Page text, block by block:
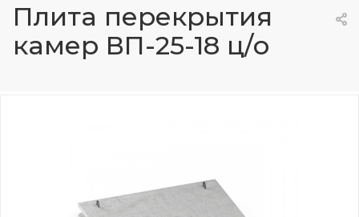
Плита перекрытия
камер ВП-25-18 ц/о